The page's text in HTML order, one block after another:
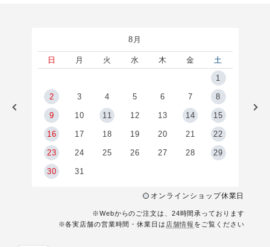
8月
日 月 火 水 木 金
土
1
2 3 4 5 6 7 8
9 10 11 12 13 14 15
16 17 18 19 20 21 22
23 24 25 26 27 28 29
30 31
オンラインショップ休業日
※Webからのご注文は、24時間承っております
※各実店舗の営業時間・休業日は 店舗情報 をご覧ください